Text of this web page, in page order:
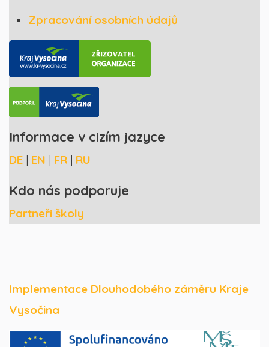
Zpracování osobních údajů
Informace v cizím jazyce
DE | EN | FR | RU
Kdo nás podporuje
Partneři školy
Implementace Dlouhodobého záměru Kraje
Vysočina